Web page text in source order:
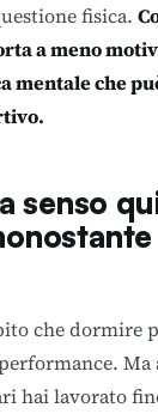
fisica.
a meno
mentale che
senso
che dormire
Ma
hai lavorato